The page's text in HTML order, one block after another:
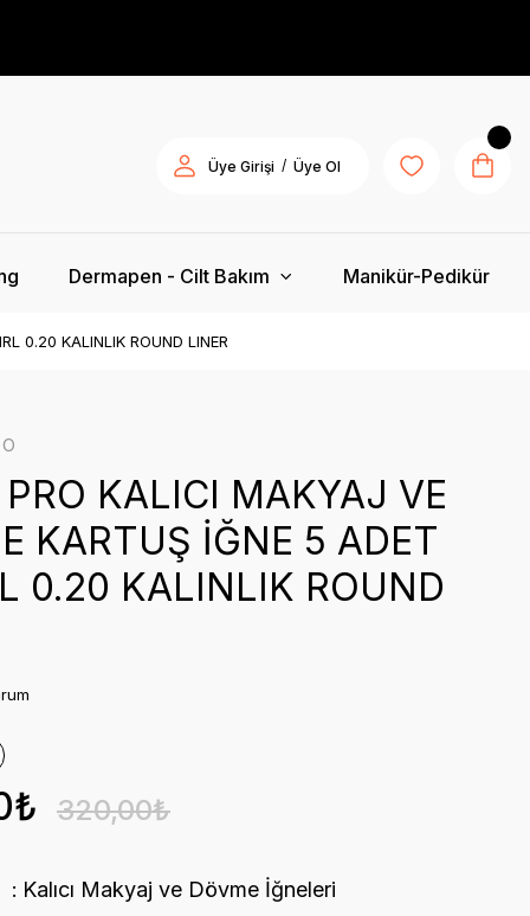
Üye Girişi / Üye Ol
Dermapen - Cilt Bakım Manikür-Pedikür
0.20 KALINLIK ROUND LINER
KALICI MAKYAJ VE
KARTUŞ İĞNE 5 ADET
0.20 KALINLIK ROUND
320,00₺
Kalıcı Makyaj ve Dövme İğneleri